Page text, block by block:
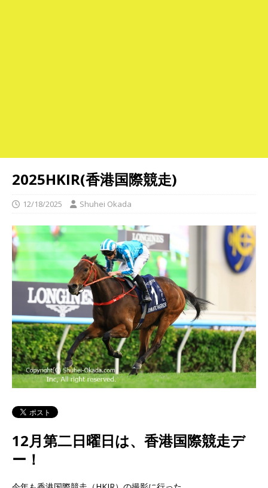
2025HKIR(香港国際競走)
12/18/2025 Shuhei Okada
12月第二日曜日は、香港国際競走デ
ー！